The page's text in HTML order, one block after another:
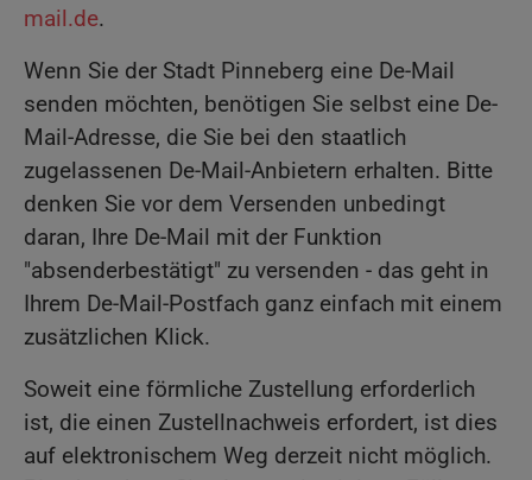
mail.de.
Wenn Sie der Stadt Pinneberg eine De-Mail
senden möchten, benötigen Sie selbst eine De-
Mail-Adresse, die Sie bei den staatlich
zugelassenen De-Mail-Anbietern erhalten. Bitte
denken Sie vor dem Versenden unbedingt
daran, Ihre De-Mail mit der Funktion
"absenderbestätigt" zu versenden - das geht in
Ihrem De-Mail-Postfach ganz einfach mit einem
zusätzlichen Klick.
Soweit eine förmliche Zustellung erforderlich
ist, die einen Zustellnachweis erfordert, ist dies
auf elektronischem Weg derzeit nicht möglich.